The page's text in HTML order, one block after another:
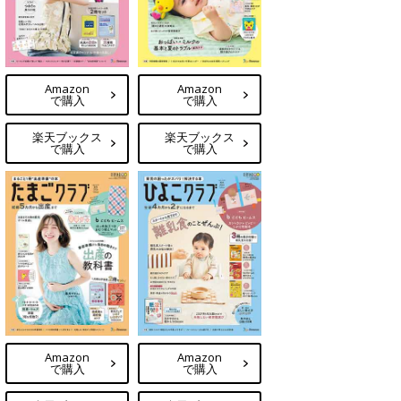
Amazon
で購入
楽天ブックス
で購入
Amazon
で購入
楽天ブックス
で購入
Amazon
で購入
Amazon
で購入